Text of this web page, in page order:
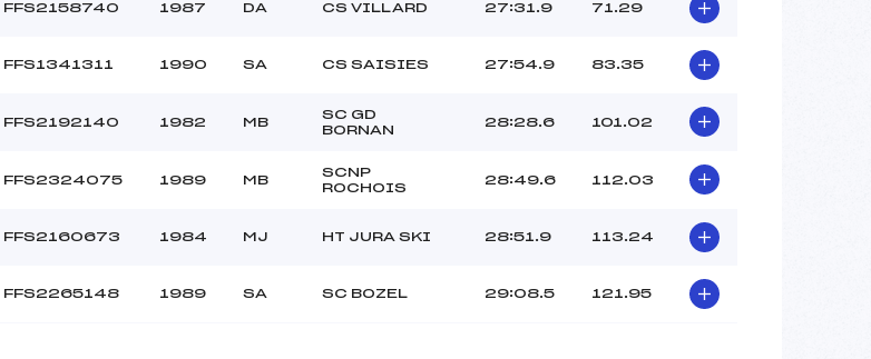
FFS2158740 1987 DA CS VILLARD 27:31.9 71.29
FFS1341311 1990 SA CS SAISIES 27:54.9 83.35
FFS2192140 1982 MB
SC GD
BORNAN
28:28.6 101.02
FFS2324075 1989 MB
SCNP
ROCHOIS
28:49.6 112.03
FFS2160673 1984 MJ HT JURA SKI 28:51.9 113.24
FFS2265148 1989 SA SC BOZEL 29:08.5 121.95